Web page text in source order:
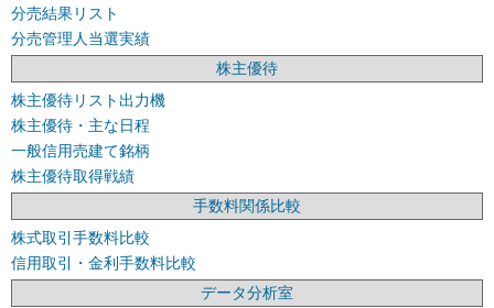
分売結果リスト
分売管理人当選実績
株主優待
株主優待リスト出力機
株主優待・主な日程
一般信用売建て銘柄
株主優待取得戦績
手数料関係比較
株式取引手数料比較
信用取引・金利手数料比較
データ分析室